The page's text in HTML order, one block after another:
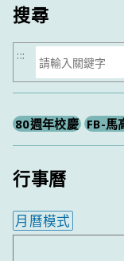
搜尋
搜
尋
:::
80週年校慶 FB-馬
行事曆
月曆模式